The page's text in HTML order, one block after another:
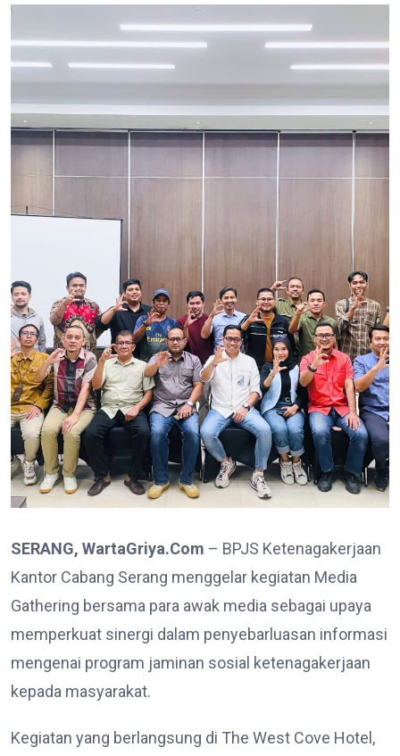
SERANG, WartaGriya.Com – BPJS Ketenagakerjaan
Kantor Cabang Serang menggelar kegiatan Media
Gathering bersama para awak media sebagai upaya
memperkuat sinergi dalam penyebarluasan informasi
mengenai program jaminan sosial ketenagakerjaan
kepada masyarakat.
Kegiatan yang berlangsung di The West Cove Hotel,